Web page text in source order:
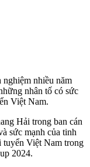
nhiều năm
nhân tố có sức
Việt Nam.
Hải trong ban cán
sức mạnh của tinh
tuyển Việt Nam trong
2024.